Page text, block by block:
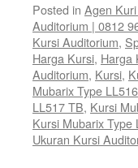
Posted in Agen
Auditorium | 0812
Kursi Auditorium,
Harga Kursi, Harga
Auditorium, Kursi,
Mubarix Type LL516
LL517 TB, Kursi
Kursi Mubarix Type
Ukuran Kursi